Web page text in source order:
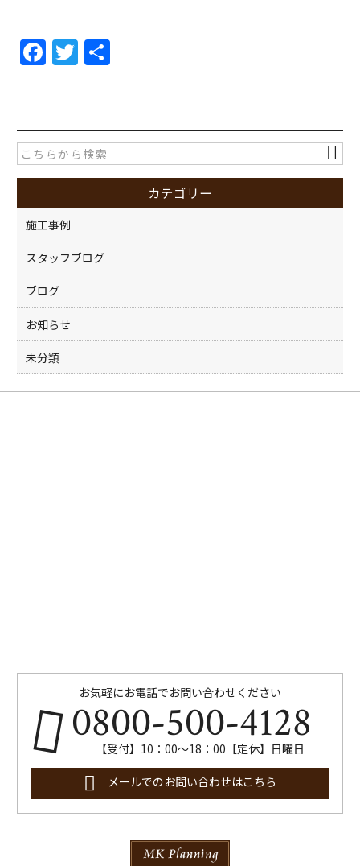
F
a
e
b
o
o
k
T
w
er
カテゴリー
施工事例
スタッフブログ
ブログ
お知らせ
未分類
お気軽にお電話でお問い合わせください
0800-500-4128
【受付】10：00～18：00【定休】日曜日
メールでのお問い合わせはこちら